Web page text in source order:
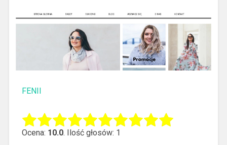
FENII
Ocena: 10.0. Ilość głosów: 1